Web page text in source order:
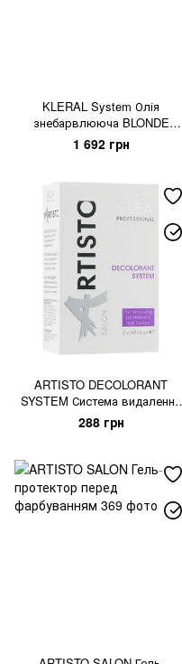
KLERAL System Олія
знебарвлююча BLONDE
ARGAN
1 692 грн
ARTISTO DECOLORANT
SYSTEM Система видалення
кольору
288 грн